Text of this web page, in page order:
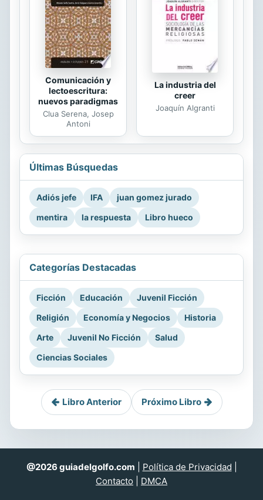
Comunicación y
lectoescritura:
nuevos paradigmas
Clua Serena, Josep
Antoni
La industria del
creer
Joaquín Algranti
Últimas Búsquedas
Adiós jefe IFA
juan gomez jurado
mentira
la respuesta Libro hueco
Categorías Destacadas
Ficción Educación
Juvenil Ficción
Religión
Economía y Negocios
Historia
Arte
Juvenil No Ficción
Salud
Ciencias Sociales
Libro Anterior Próximo Libro
@2026 guiadelgolfo.com Política de Privacidad
Contacto
DMCA